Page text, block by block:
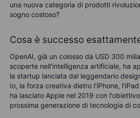
una nuova categoria di prodotti
sogno costoso?
Cosa è successo
OpenAI, già un colosso da USD 300
scoperte nell'intelligenza artificiale, ha
la startup lanciata dal leggendario
Io, la forza creativa dietro l'iPhone,
ha lasciato Apple nel 2019 con
prossima generazione di tecnologia di